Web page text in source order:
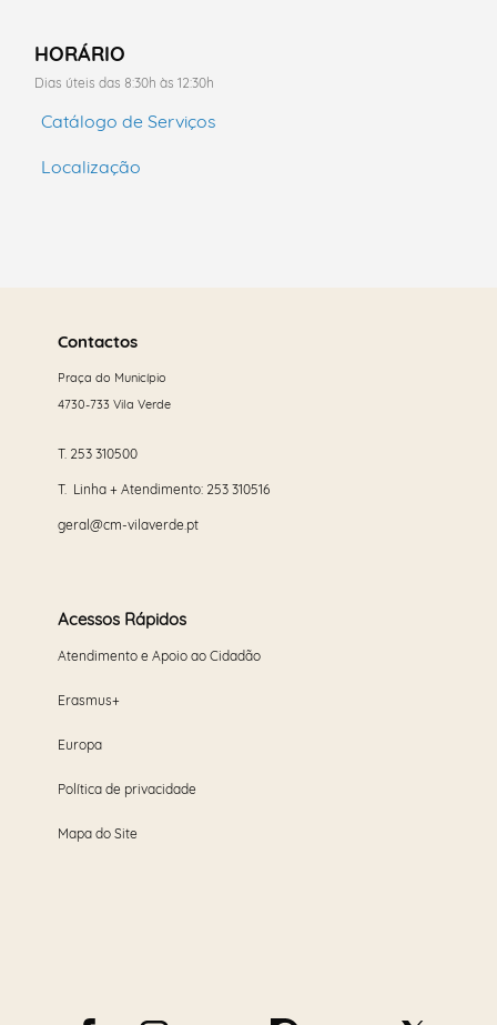
HORÁRIO
Dias úteis das 8:30h às 12:30h
Catálogo de Serviços
Localização
maisContactos
Praça do Município
4730-733 Vila Verde
T. 253 310500
T. Linha + Atendimento: 253 310516
geral@cm-vilaverde.pt
Acessos Rápidos
Atendimento e Apoio ao Cidadão
Erasmus+
Europa
Política de privacidade
Mapa do Site